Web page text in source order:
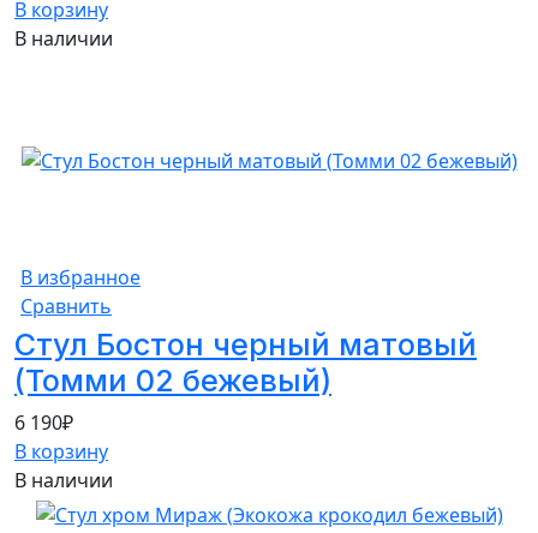
В корзину
В наличии
В избранное
Сравнить
Стул Бостон черный матовый
(Томми 02 бежевый)
6 190₽
В корзину
В наличии